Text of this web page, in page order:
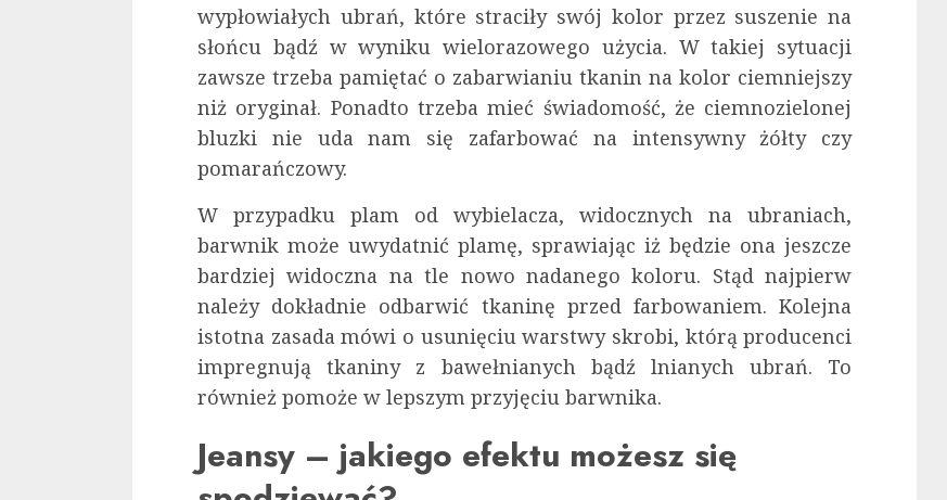
wypłowiałych ubrań, które straciły swój kolor przez suszenie na
słońcu bądź w wyniku wielorazowego użycia. W takiej sytuacji
zawsze trzeba pamiętać o zabarwianiu tkanin na kolor ciemniejszy
niż oryginał. Ponadto trzeba mieć świadomość, że ciemnozielonej
bluzki nie uda nam się zafarbować na intensywny żółty czy
pomarańczowy.
W przypadku plam od wybielacza, widocznych na ubraniach,
barwnik może uwydatnić plamę, sprawiając iż będzie ona jeszcze
bardziej widoczna na tle nowo nadanego koloru. Stąd najpierw
należy dokładnie odbarwić tkaninę przed farbowaniem. Kolejna
istotna zasada mówi o usunięciu warstwy skrobi, którą producenci
impregnują tkaniny z bawełnianych bądź lnianych ubrań. To
również pomoże w lepszym przyjęciu barwnika.
Jeansy – jakiego efektu możesz się